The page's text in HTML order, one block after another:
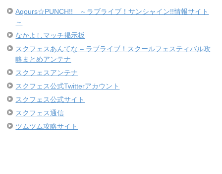
Aqours☆PUNCH!! ～ラブライブ！サンシャイン!!情報サイト
～
なかよしマッチ掲示板
スクフェスあんてな – ラブライブ！スクールフェスティバル攻
略まとめアンテナ
スクフェスアンテナ
スクフェス公式Twitterアカウント
スクフェス公式サイト
スクフェス通信
ツムツム攻略サイト